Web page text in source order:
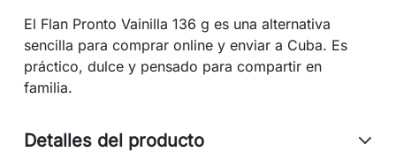
El Flan Pronto Vainilla 136 g es una alternativa
sencilla para comprar online y enviar a Cuba. Es
práctico, dulce y pensado para compartir en
familia.
Detalles del producto